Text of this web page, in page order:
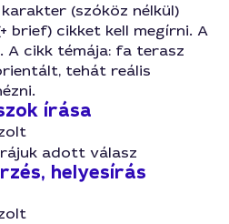
(szóköz nélkül)
brief) cikket kell megírni. A
A cikk témája: fa terasz
tehát reális
írása
adott válasz
helyesírás